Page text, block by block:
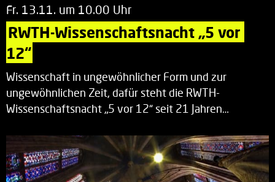
Fr. 13.11. um 10.00 Uhr
RWTH-Wissenschaftsnacht „5 vor
12“
Wissenschaft in ungewöhnlicher Form und zur
ungewöhnlichen Zeit, dafür steht die RWTH-
Wissenschaftsnacht „5 vor 12“ seit 21 Jahren…